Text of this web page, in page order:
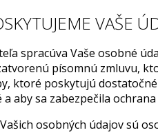
VAŠE
spracúva Vaše osobné
písomnú zmluvu,
ktoré poskytujú
aby sa zabezpečila ochrana
osobných údajov sú